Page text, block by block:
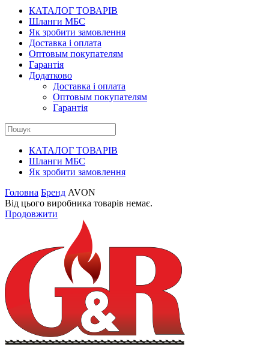
КАТАЛОГ ТОВАРІВ
Шланги МБС
Як зробити замовлення
Доставка і оплата
Оптовым покупателям
Гарантія
Додатково
Доставка і оплата
Оптовым покупателям
Гарантія
КАТАЛОГ ТОВАРІВ
Шланги МБС
Як зробити замовлення
Головна Бренд AVON
Від цього виробника товарів немає.
Продовжити